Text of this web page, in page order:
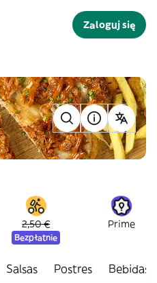
Zaloguj się
2,50 €
Bezpłatnie
Prime
Salsas Postres Bebidas